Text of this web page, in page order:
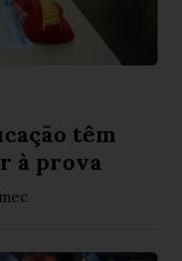
têm
à prova